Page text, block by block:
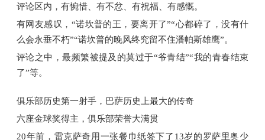
评论区内，有惋惜、有不忿、有祝福、有感慨。
有网友感叹，“诺坎普的王，要离开了”“心都碎了，没有什
么会永垂不朽”“诺坎普的晚风终究留不住潘帕斯雄鹰”。
评论之中，最频繁被提及的莫过于“爷青结”“我的青春结束
了”等。
俱乐部历史第一射手，巴萨历史上最大的传奇
六座金球奖得主，俱乐部荣誉大满贯
20年前，雷克萨奇用一张餐巾纸签下了13岁的罗萨里奥少